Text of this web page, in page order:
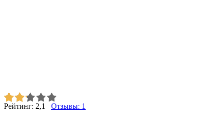
Рейтинг: 2,1 Отзывы: 1